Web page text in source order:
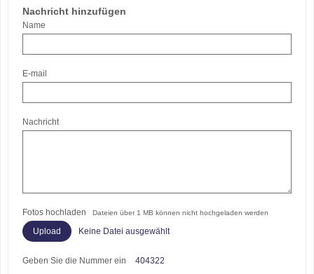
Nachricht hinzufügen
Name
E-mail
Nachricht
Fotos hochladen Dateien über 1 MB können nicht hochgeladen werden
Keine Datei ausgewählt
Geben Sie die Nummer ein 404322